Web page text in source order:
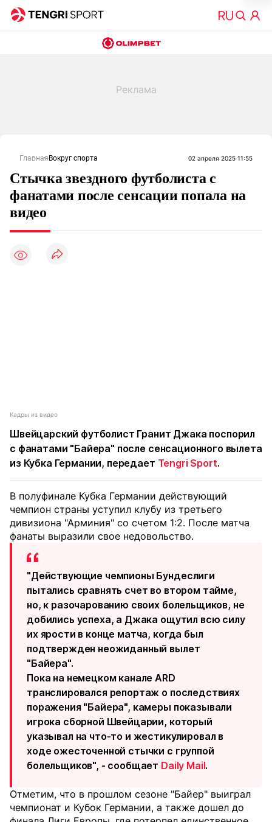
Главная Вокруг спорта 02 апреля 2025 11:55
Стычка звездного футболиста с
фанатами после сенсации попала на
видео
Кадры из видео
Швейцарский футболист Гранит Джака поспорил
с фанатами "Байера" после сенсационного вылета
из Кубка Германии, передает Tengri Sport.
В полуфинале Кубка Германии действующий
чемпион страны уступил клубу из третьего
дивизиона "Арминия" со счетом 1:2. После матча
фанаты выразили свое недовольство.
"Действующие чемпионы Бундеслиги
пытались сравнять счет во втором тайме,
но, к разочарованию своих болельщиков, не
добились успеха, а Джака ощутил всю силу
их ярости в конце матча, когда был
подтвержден неожиданный вылет
"Байера".
Пока на немецком канале ARD
транслировался репортаж о последствиях
поражения "Байера", камеры показывали
игрока сборной Швейцарии, который
указывал на что-то и жестикулировал в
ходе ожесточенной стычки с группой
болельщиков", - сообщает Daily Mail.
Отметим, что в прошлом сезоне "Байер" выиграл
чемпионат и Кубок Германии, а также дошел до